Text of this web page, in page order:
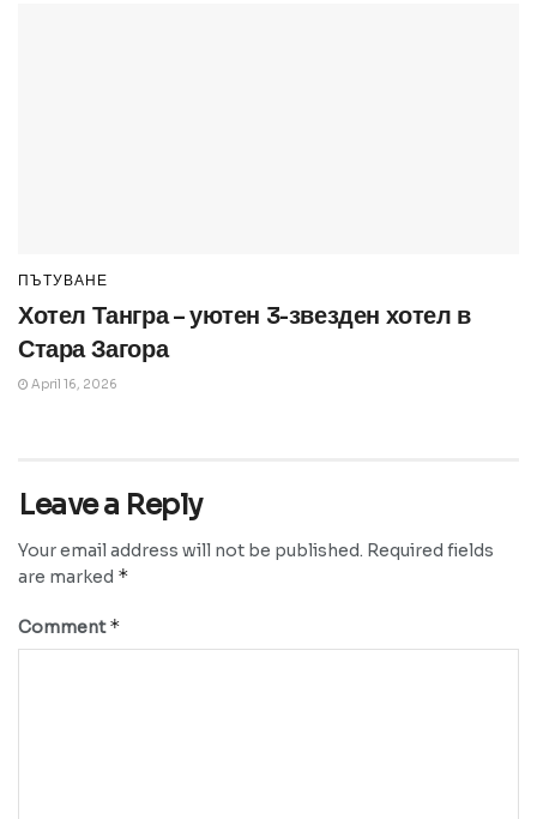
ПЪТУВАНЕ
Хотел Тангра – уютен 3-звезден хотел в
Стара Загора
April 16, 2026
Leave a Reply
Your email address will not be published. Required fields
are marked *
Comment*